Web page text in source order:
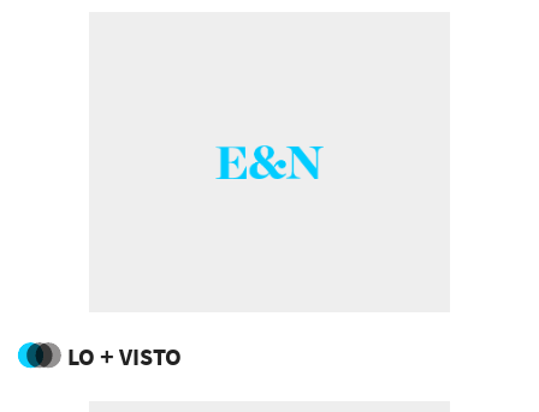
LO + VISTO